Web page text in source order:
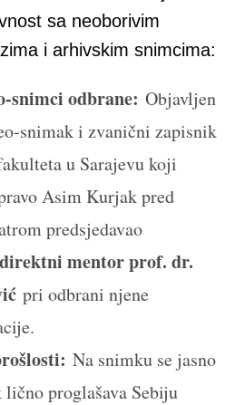
sa neoborivim
i arhivskim snimcima:
snimci odbrane: Objavljen
snimak i zvanični zapisnik
u Sarajevu koji
Asim Kurjak pred
predsjedavao
direktni mentor prof. dr.
pri odbrani njene
Na snimku se jasno
proglašava Sebiju